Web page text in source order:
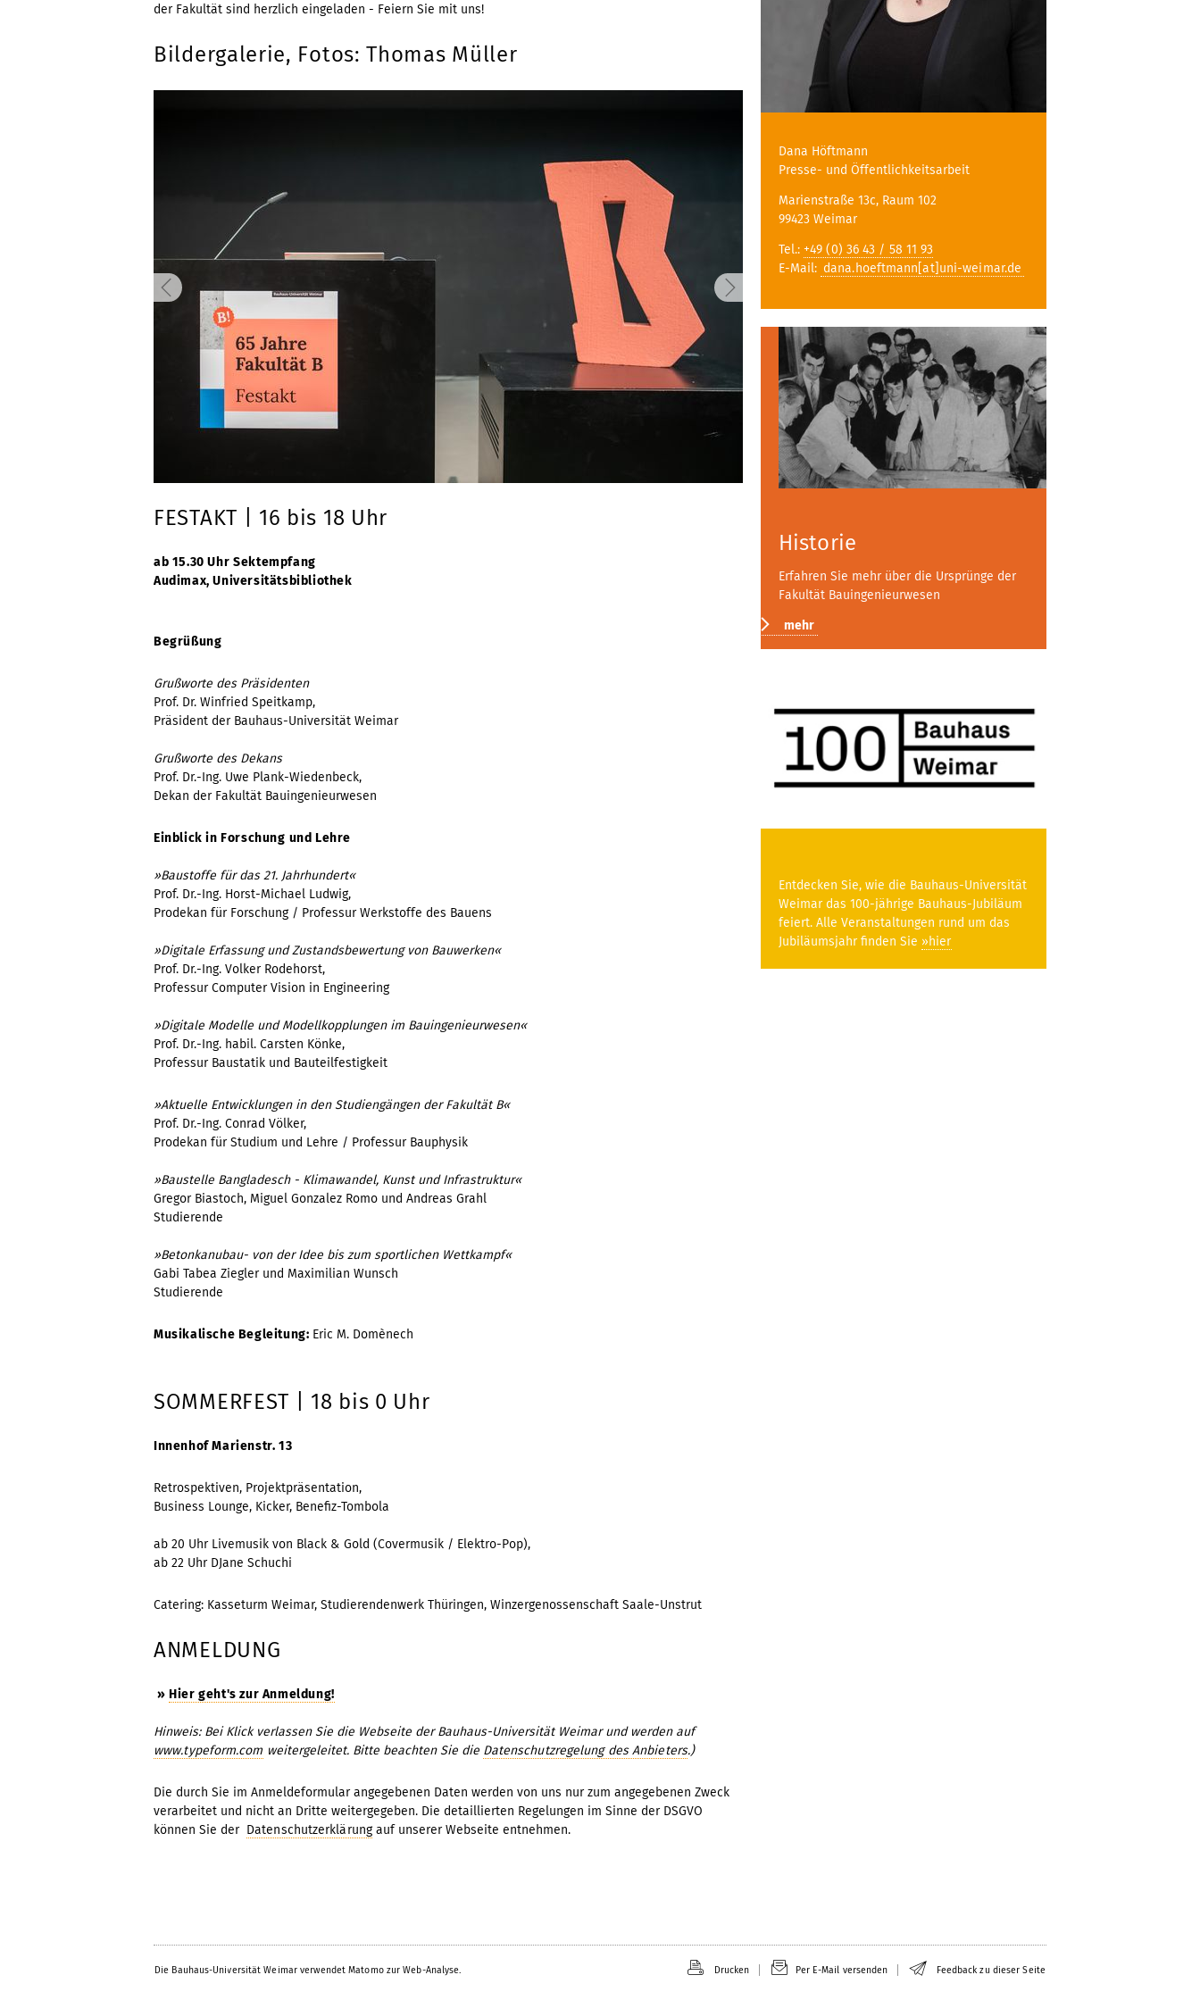
der Fakultät sind herzlich eingeladen - Feiern Sie mit uns!
Bildergalerie, Fotos: Thomas Müller
FESTAKT | 16 bis 18 Uhr
ab 15.30 Uhr Sektempfang
Audimax, Universitätsbibliothek
Begrüßung
Grußworte des Präsidenten
Prof. Dr. Winfried Speitkamp,
Präsident der Bauhaus-Universität Weimar
Grußworte des Dekans
Prof. Dr.-Ing. Uwe Plank-Wiedenbeck,
Dekan der Fakultät Bauingenieurwesen
Einblick in Forschung und Lehre
»Baustoffe für das 21. Jahrhundert«
Prof. Dr.-Ing. Horst-Michael Ludwig,
Prodekan für Forschung / Professur Werkstoffe des Bauens
»Digitale Erfassung und Zustandsbewertung von Bauwerken«
Prof. Dr.-Ing. Volker Rodehorst,
Professur Computer Vision in Engineering
»Digitale Modelle und Modellkopplungen im Bauingenieurwesen«
Prof. Dr.-Ing. habil. Carsten Könke,
Professur Baustatik und Bauteilfestigkeit
»Aktuelle Entwicklungen in den Studiengängen der Fakultät B«
Prof. Dr.-Ing. Conrad Völker,
Prodekan für Studium und Lehre / Professur Bauphysik
»Baustelle Bangladesch - Klimawandel, Kunst und Infrastruktur«
Gregor Biastoch, Miguel Gonzalez Romo und Andreas Grahl
Studierende
»Betonkanubau- von der Idee bis zum sportlichen Wettkampf«
Gabi Tabea Ziegler und Maximilian Wunsch
Studierende
Musikalische Begleitung: Eric M. Domènech
SOMMERFEST | 18 bis 0 Uhr
Innenhof Marienstr. 13
Retrospektiven, Projektpräsentation,
Business Lounge, Kicker, Benefiz-Tombola
ab 20 Uhr Livemusik von Black & Gold (Covermusik / Elektro-Pop),
ab 22 Uhr DJane Schuchi
Catering: Kasseturm Weimar, Studierendenwerk Thüringen, Winzergenossenschaft Saale-Unstrut
ANMELDUNG
»Hier geht's zur Anmeldung!
Hinweis: Bei Klick verlassen Sie die Webseite der Bauhaus-Universität Weimar und werden auf
www.typeform.com weitergeleitet. Bitte beachten Sie die Datenschutzregelung des Anbieters.)
Die durch Sie im Anmeldeformular angegebenen Daten werden von uns nur zum angegebenen Zweck
verarbeitet und nicht an Dritte weitergegeben. Die detaillierten Regelungen im Sinne der DSGVO
können Sie der Datenschutzerklärung auf unserer Webseite entnehmen.
Dana Höftmann
Presse- und Öffentlichkeitsarbeit
Marienstraße 13c, Raum 102
99423 Weimar
Tel.: +49 (0) 36 43 / 58 11 93
E-Mail: dana.hoeftmann[at]uni-weimar.de
Historie
Erfahren Sie mehr über die Ursprünge der
Fakultät Bauingenieurwesen
mehr
Entdecken Sie, wie die Bauhaus-Universität
Weimar das 100-jährige Bauhaus-Jubiläum
feiert. Alle Veranstaltungen rund um das
Jubiläumsjahr finden Sie »hier
Die Bauhaus-Universität Weimar verwendet Matomo zur Web-Analyse. Drucken Per E-Mail versenden Feedback zu dieser Seite